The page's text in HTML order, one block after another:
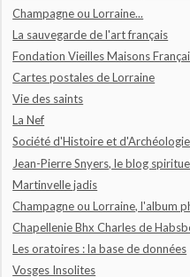
Champagne ou Lorraine...
La sauvegarde de l'art français
Fondation Vieilles Maisons
Cartes postales de Lorraine
Vie des saints
La Nef
Société d'Histoire et
Jean-Pierre Snyers, le blog
Martinvelle jadis
Champagne ou Lorraine, l'album
Chapellenie Bhx Charles de
Les oratoires : la base de données
Vosges Insolites